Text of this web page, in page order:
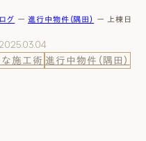
6613
グ ー 進行中物件（隅田） ー 上棟日の
施工術 進行中物件（隅田）